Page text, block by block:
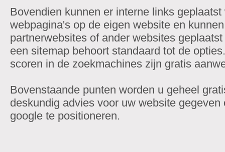
Bovendien kunnen er interne links
webpagina's op de eigen website en
partnerwebsites of ander websites
een sitemap behoort standaard tot de
scoren in de zoekmachines zijn gratis
Bovenstaande punten worden u geheel
deskundig advies voor uw website
google te positioneren.